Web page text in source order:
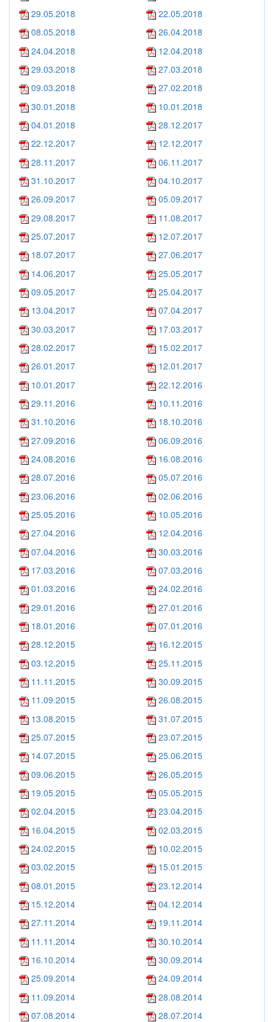
29.05.2018
22.05.2018
08.05.2018
26.04.2018
24.04.2018
12.04.2018
29.03.2018
27.03.2018
09.03.2018
27.02.2018
30.01.2018
10.01.2018
04.01.2018
28.12.2017
22.12.2017
12.12.2017
28.11.2017
06.11.2017
31.10.2017
04.10.2017
26.09.2017
05.09.2017
29.08.2017
11.08.2017
25.07.2017
12.07.2017
18.07.2017
27.06.2017
14.06.2017
25.05.2017
09.05.2017
25.04.2017
13.04.2017
07.04.2017
30.03.2017
17.03.2017
28.02.2017
15.02.2017
26.01.2017
12.01.2017
10.01.2017
22.12.2016
29.11.2016
10.11.2016
31.10.2016
18.10.2016
27.09.2016
06.09.2016
24.08.2016
16.08.2016
28.07.2016
05.07.2016
23.06.2016
02.06.2016
25.05.2016
10.05.2016
27.04.2016
12.04.2016
07.04.2016
30.03.2016
17.03.2016
07.03.2016
01.03.2016
24.02.2016
29.01.2016
27.01.2016
18.01.2016
07.01.2016
28.12.2015
16.12.2015
03.12.2015
25.11.2015
11.11.2015
30.09.2015
11.09.2015
26.08.2015
13.08.2015
31.07.2015
25.07.2015
23.07.2015
14.07.2015
25.06.2015
09.06.2015
26.05.2015
19.05.2015
05.05.2015
02.04.2015
23.04.2015
16.04.2015
02.03.2015
24.02.2015
10.02.2015
03.02.2015
15.01.2015
08.01.2015
23.12.2014
15.12.2014
04.12.2014
27.11.2014
19.11.2014
11.11.2014
30.10.2014
16.10.2014
30.09.2014
25.09.2014
24.09.2014
11.09.2014
28.08.2014
07.08.2014
28.07.2014